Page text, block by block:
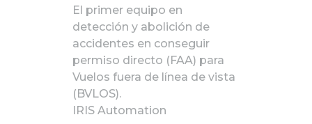
El primer equipo en
detección y abolición de
accidentes en conseguir
permiso directo (FAA) para
Vuelos fuera de línea de vista
(BVLOS).
IRIS Automation